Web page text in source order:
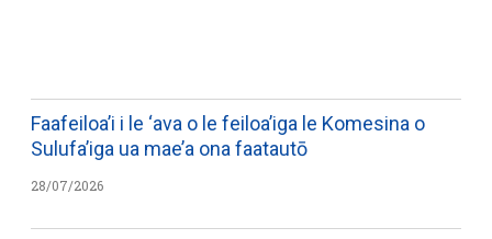
Faafeiloa’i i le ‘ava o le feiloa’iga le Komesina o
Sulufa’iga ua mae’a ona faatautō
28/07/2026